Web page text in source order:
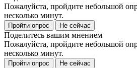
Пожалуйста, пройдите небольшой
несколько минут.
Пройти опрос Не сейчас
Поделитесь вашим мнением
Пожалуйста, пройдите небольшой
несколько минут.
Пройти опрос Не сейчас